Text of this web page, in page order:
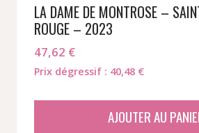
LA DAME DE MONTROSE –
ROUGE – 2023
47,62 €
Prix dégressif : 40,48 €
AJOUTER AU